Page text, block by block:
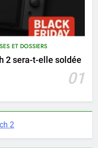
ET DOSSIERS
2 sera-t-elle soldée
01
2